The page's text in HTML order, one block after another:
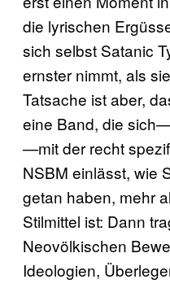
die lyrischen
sich selbst Satanic
ernster nimmt, als
Tatsache ist aber,
eine Band, die
—mit der recht
NSBM einlässt, wie
getan haben, mehr
Stilmittel ist: Dann
Neovölkischen
Ideologien,